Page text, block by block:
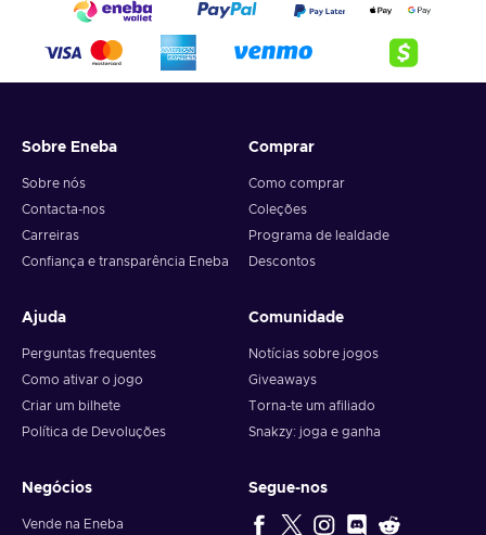
Sobre Eneba
Sobre nós
Contacta-nos
Carreiras
Confiança e transparência Eneba
Comprar
Como comprar
Coleções
Programa de lealdade
Descontos
Ajuda
Perguntas frequentes
Como ativar o jogo
Criar um bilhete
Política de Devoluções
Comunidade
Notícias sobre jogos
Giveaways
Torna-te um afiliado
Snakzy: joga e ganha
Negócios
Vende na Eneba
Segue-nos